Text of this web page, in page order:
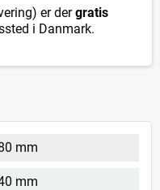
er dergratis
i Danmark.
mm
mm